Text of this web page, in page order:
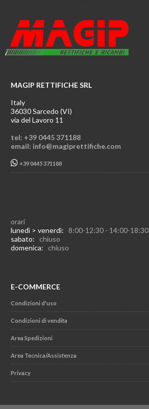
MAGIP RETTIFICHE SRL
Italy
36030 Sarcedo (VI)
via del Lavoro 11
tel: +39 0445 371188
email: info@magiprettifiche.com
+39 0445 371188
orari
lunedì > venerdì: 8:00-12:30 - 14:00-18:30
sabato: chiuso
domenica: chiuso
E-COMMERCE
Condizioni d'uso
Condizioni di vendita
Area Spedizioni
Area Tecnica/Assistenza
Privacy